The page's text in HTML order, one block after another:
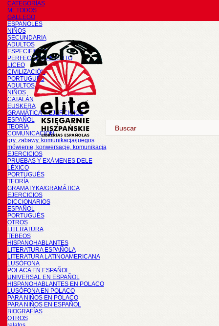
CATEGORÍAS
METODOS
GALLEGO
ESPAÑOLES
NIÑOS
SECUNDARIA
ADULTOS
ESPECIFICOS
PERFECCIONAMIENTO
LICEO
CIVILIZACIÓN
PORTUGUÉS
ADULTOS
NIÑOS
CATALÁN
EUSKERA
GRAMÁTICA Y EJERCICIOS
ESPAÑOL
TEORÍA
COMUNICACIÓN
gry, zabawy, komunikacja/juegos
mówienie, konwersacje, komunikacja
EJERCICIOS
PRUEBAS Y EXÁMENES DELE
LÉXICO
PORTUGUÉS
TEORÍA
GRAMATYKA/GRAMÁTICA
EJERCICIOS
DICCIONARIOS
ESPAÑOL
PORTUGUÉS
OTROS
LITERATURA
TEBEOS
HISPANOHABLANTES
LITERATURA ESPAÑOLA
LITERATURA LATINOAMERICANA
LUSÓFONA
POLACA EN ESPAÑOL
UNIVERSAL EN ESPAÑOL
HISPANOHABLANTES EN POLACO
LUSÓFONA EN POLACO
PARA NIÑOS EN POLACO
PARA NIÑOS EN ESPAÑOL
BIOGRAFÍAS
OTROS